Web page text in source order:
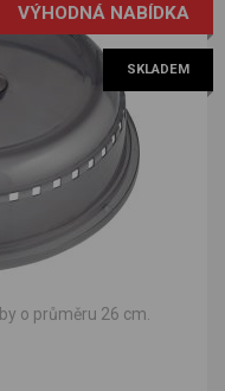
VÝHODNÁ NABÍDKA
SKLADEM
o průměru 26 cm.